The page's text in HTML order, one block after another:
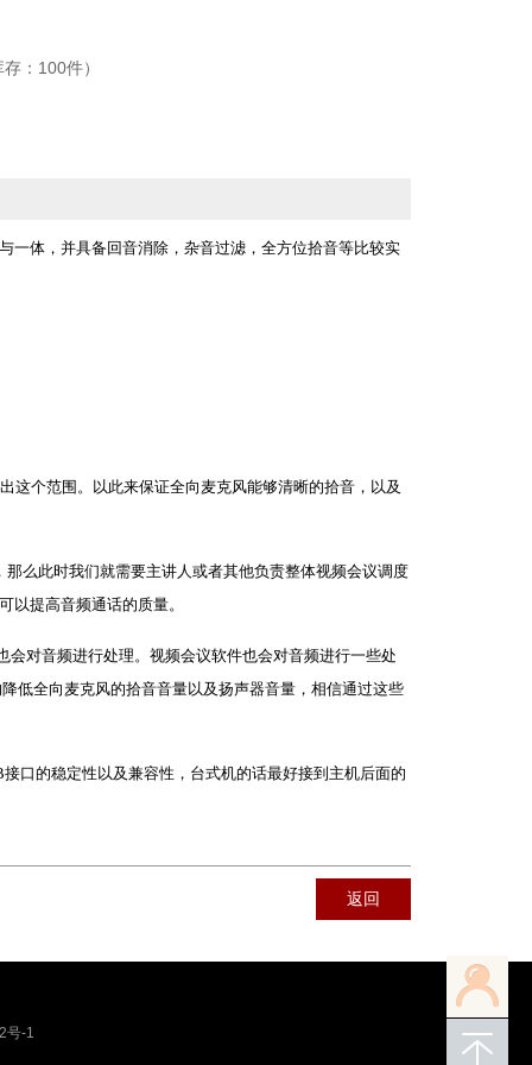
存： 100件）
一体，并具备回音消除，杂音过滤，全方位拾音等比较实
这个范围。以此来保证全向麦克风能够清晰的拾音，以及
么此时我们就需要主讲人或者其他负责整体视频会议调度
以提高音频通话的质量。
对音频进行处理。视频会议软件也会对音频进行一些处
低全向麦克风的拾音音量以及扬声器音量，相信通过这些
口的稳定性以及兼容性，台式机的话最好接到主机后面的
返回
号-1